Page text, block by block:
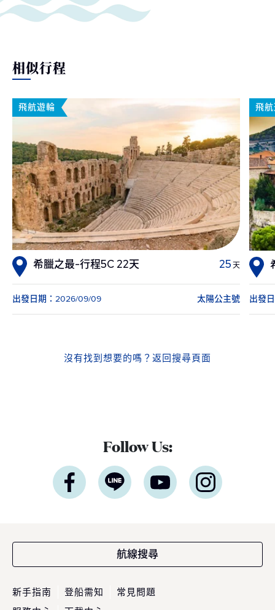
相似行程
飛航遊輪
希臘之最-行程5C 22天 25 天
出發日期：2026/09/09 太陽公主號
飛
出發
沒有找到想要的嗎？ 返回搜尋頁面
Follow Us:
航線搜尋
新手指南 登船需知
常見問題